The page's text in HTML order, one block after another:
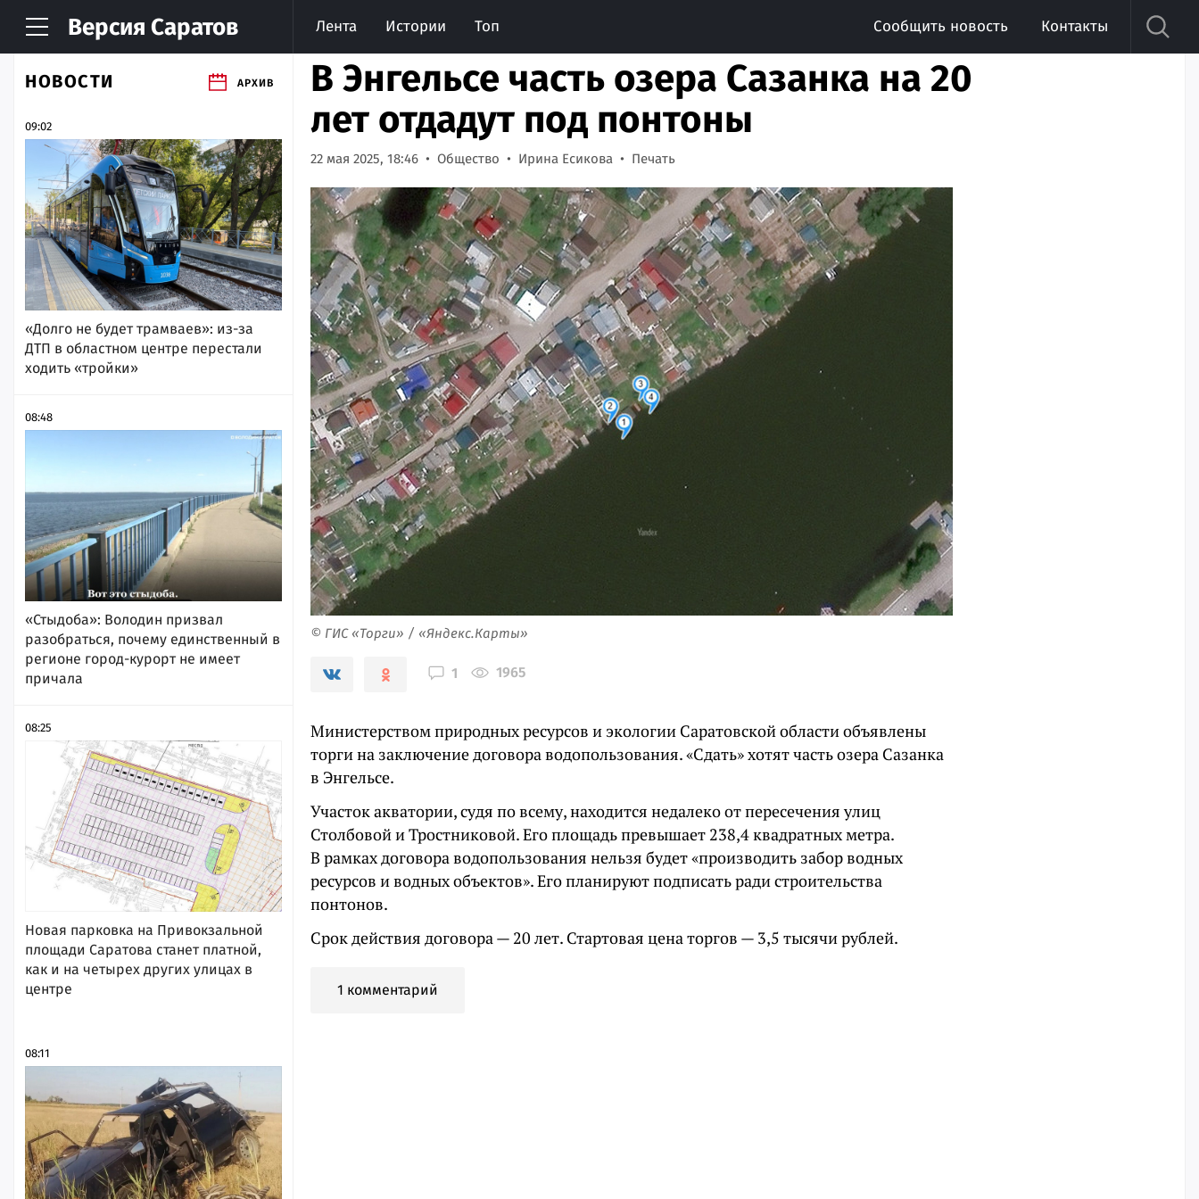
Версия Саратов Лента Истории Топ Сообщить новость Контакты
НОВОСТИ АРХИВ
09:02
«Долго не будет трамваев»: из-за
ДТП в областном центре перестали
ходить «тройки»
08:48
«Стыдоба»: Володин призвал
разобраться, почему единственный в
регионе город-курорт не имеет
причала
08:25
Новая парковка на Привокзальной
площади Саратова станет платной,
как и на четырех других улицах в
центре
08:11
В Энгельсе часть озера Сазанка на 20
лет отдадут под понтоны
22 мая 2025, 18:46 Общество Ирина Есикова Печать
© ГИС «Торги» / «Яндекс.Карты»
1 1965
Министерством природных ресурсов и экологии Саратовской области объявлены
торги на заключение договора водопользования. «Сдать» хотят часть озера Сазанка
в Энгельсе.
Участок акватории, судя по всему, находится недалеко от пересечения улиц
Столбовой и Тростниковой. Его площадь превышает 238,4 квадратных метра.
В рамках договора водопользования нельзя будет «производить забор водных
ресурсов и водных объектов». Его планируют подписать ради строительства
понтонов.
Срок действия договора — 20 лет. Стартовая цена торгов — 3,5 тысячи рублей.
1 комментарий